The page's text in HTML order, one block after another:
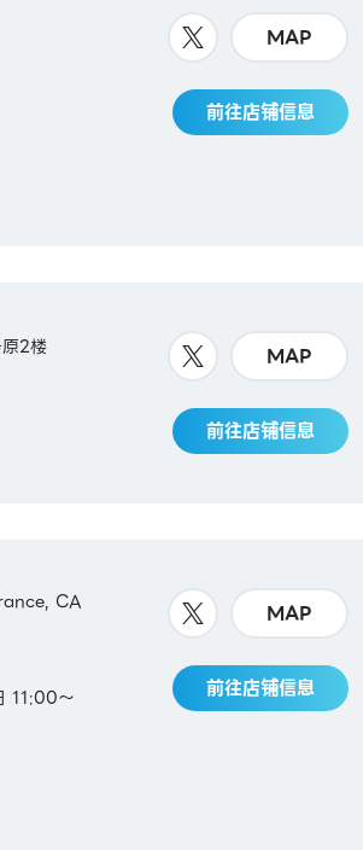
MAP
前往店铺信息
2楼
MAP
前往店铺信息
CA
11:00～
MAP
前往店铺信息